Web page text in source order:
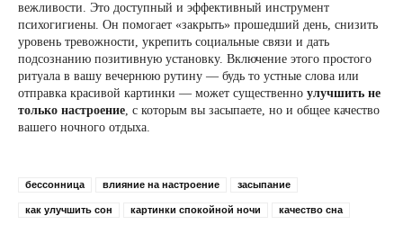
вежливости. Это доступный и эффективный инструмент
психогигиены. Он помогает «закрыть» прошедший день, снизить
уровень тревожности, укрепить социальные связи и дать
подсознанию позитивную установку. Включение этого простого
ритуала в вашу вечернюю рутину — будь то устные слова или
отправка красивой картинки — может существенно улучшить не
только настроение, с которым вы засыпаете, но и общее качество
вашего ночного отдыха.
бессонница влияние на настроение засыпание
как улучшить сон картинки спокойной ночи качество сна